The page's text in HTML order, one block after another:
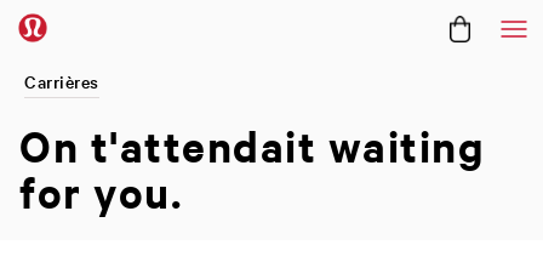
Carrières
On t'attendait waiting
for you.